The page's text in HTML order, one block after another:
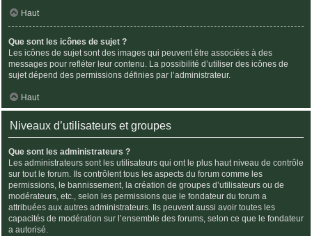
Haut
Que sont les icônes de sujet ?
Les icônes de sujet sont des images qui peuvent être associées à des
messages pour refléter leur contenu. La possibilité d’utiliser des icônes de
sujet dépend des permissions définies par l’administrateur.
Haut
Niveaux d’utilisateurs et groupes
Que sont les administrateurs ?
Les administrateurs sont les utilisateurs qui ont le plus haut niveau de contrôle
sur tout le forum. Ils contrôlent tous les aspects du forum comme les
permissions, le bannissement, la création de groupes d’utilisateurs ou de
modérateurs, etc., selon les permissions que le fondateur du forum a
attribuées aux autres administrateurs. Ils peuvent aussi avoir toutes les
capacités de modération sur l’ensemble des forums, selon ce que le fondateur
a autorisé.